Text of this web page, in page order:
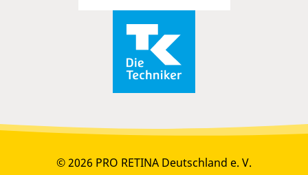
© 2026 PRO RETINA Deutschland e. V.